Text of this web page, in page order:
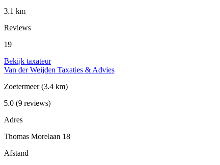
3.1 km
Reviews
19
Bekijk taxateur
Van der Weijden Taxaties & Advies
Zoetermeer(3.4 km)
5.0 (9 reviews)
Adres
Thomas Morelaan 18
Afstand